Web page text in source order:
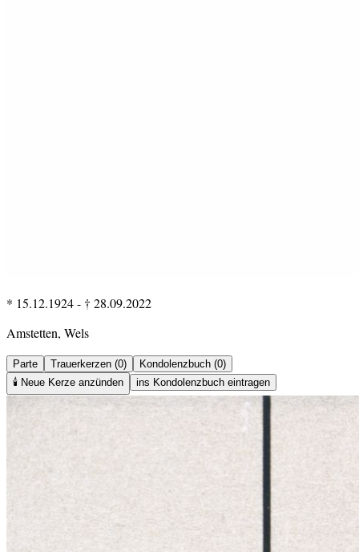
* 15.12.1924- † 28.09.2022
Amstetten, Wels
Parte Trauerkerzen (0)
Kondolenzbuch (0)
🕯️ Neue Kerze anzünden ins Kondolenzbuch eintragen